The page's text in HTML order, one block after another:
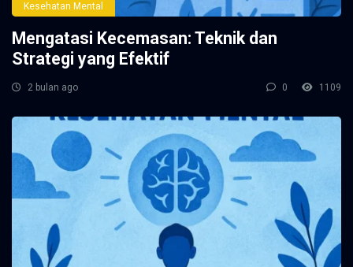
Kesehatan Mental
Mengatasi Kecemasan: Teknik dan
Strategi yang Efektif
2 bulan ago 0 1109